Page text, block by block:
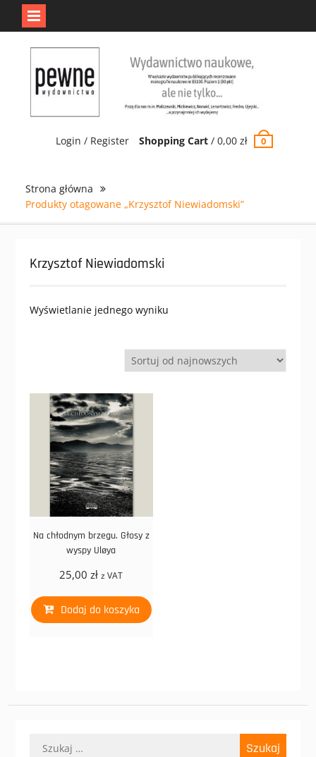
Login / Register Shopping Cart /0,00zł 0
Strona główna
Produkty otagowane „Krzysztof Niewiadomski”
Krzysztof Niewiadomski
Wyświetlanie jednego wyniku
Na chłodnym brzegu. Głosy z
wyspy Uløya
25,00zł z VAT
Dodaj do koszyka